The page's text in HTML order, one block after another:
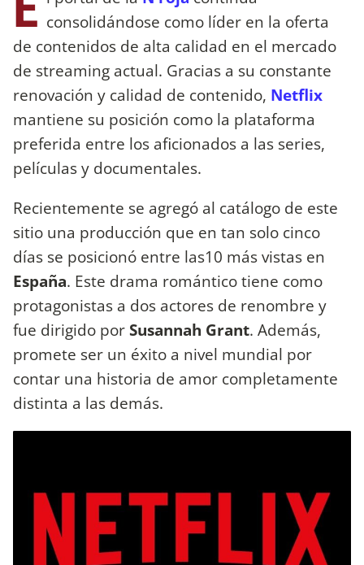
consolidándose como líder en la oferta
de contenidos de alta calidad en el mercado
de streaming actual. Gracias a su constante
renovación y calidad de contenido, Netflix
mantiene su posición como la plataforma
preferida entre los aficionados a las series,
películas y documentales.
Recientemente se agregó al catálogo de este
sitio una producción que en tan solo cinco
días se posicionó entre las10 más vistas en
España. Este drama romántico tiene como
protagonistas a dos actores de renombre y
fue dirigido porSusannah Grant. Además,
promete ser un éxito a nivel mundial por
contar una historia de amor completamente
distinta a las demás.